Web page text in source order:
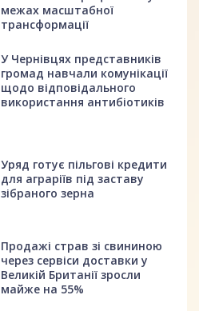
межах масштабної
трансформації
У Чернівцях представників
громад навчали комунікації
щодо відповідального
використання антибіотиків
Уряд готує пільгові кредити
для аграріїв під заставу
зібраного зерна
Продажі страв зі свининою
через сервіси доставки у
Великій Британії зросли
майже на 55%